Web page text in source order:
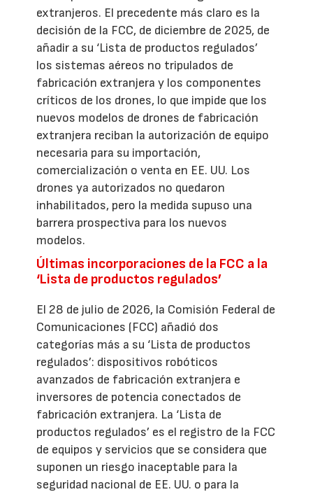
extranjeros. El precedente más claro es la
decisión de la FCC, de diciembre de 2025, de
añadir a su ‘Lista de productos regulados’
los sistemas aéreos no tripulados de
fabricación extranjera y los componentes
críticos de los drones, lo que impide que los
nuevos modelos de drones de fabricación
extranjera reciban la autorización de equipo
necesaria para su importación,
comercialización o venta en EE. UU. Los
drones ya autorizados no quedaron
inhabilitados, pero la medida supuso una
barrera prospectiva para los nuevos
modelos.
Últimas incorporaciones de la FCC a la
‘Lista de productos regulados’
El 28 de julio de 2026, la Comisión Federal de
Comunicaciones (FCC) añadió dos
categorías más a su ‘Lista de productos
regulados’: dispositivos robóticos
avanzados de fabricación extranjera e
inversores de potencia conectados de
fabricación extranjera. La ‘Lista de
productos regulados’ es el registro de la FCC
de equipos y servicios que se considera que
suponen un riesgo inaceptable para la
seguridad nacional de EE. UU. o para la